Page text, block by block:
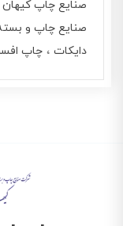
صنایع چاپ
صنایع چاپ و
دایکات
چاپ